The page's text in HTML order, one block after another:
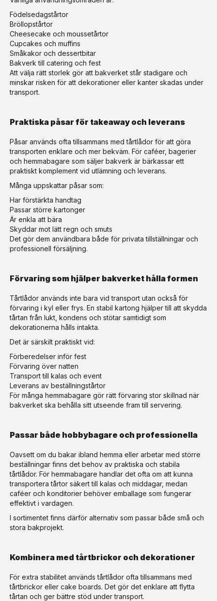
Födelsedagstårtor
Bröllopstårtor
Cheesecake och moussetårtor
Cupcakes och muffins
Småkakor och dessertbitar
Bakverk till catering och fest
Att välja rätt storlek gör att bakverket står stadigare och
minskar risken för att dekorationer eller kanter skadas under
transport.
Praktiska påsar för takeaway och leverans
Påsar används ofta tillsammans med tårtlådor för att göra
transporten enklare och mer bekväm. För caféer, bagerier
och hemmabagare som säljer bakverk är bärkassar ett
praktiskt komplement vid utlämning och leverans.
Många uppskattar påsar som:
Har förstärkta handtag
Passar större kartonger
Är enkla att bära
Skyddar mot lätt regn och smuts
Det gör dem användbara både för privata tillställningar och
professionell försäljning.
Förvaring som hjälper bakverket hålla formen
Tårtlådor används inte bara vid transport utan också för
förvaring i kyl eller frys. En stabil kartong hjälper till att skydda
tårtan från lukt, kondens och stötar samtidigt som
dekorationerna hålls intakta.
Det är särskilt praktiskt vid:
Förberedelser inför fest
Förvaring över natten
Transport till kalas och event
Leverans av beställningstårtor
För många hemmabagare gör rätt förvaring stor skillnad när
bakverket ska behålla sitt utseende fram till servering.
Passar både hobbybagare och professionella
Oavsett om du bakar ibland hemma eller arbetar med större
beställningar finns det behov av praktiska och stabila
tårtlådor. För hemmabagare handlar det ofta om att kunna
transportera tårtor säkert till kalas och middagar, medan
caféer och konditorier behöver emballage som fungerar
effektivt i vardagen.
I sortimentet finns därför alternativ som passar både små och
stora bakprojekt.
Kombinera med tårtbrickor och dekorationer
För extra stabilitet används tårtlådor ofta tillsammans med
tårtbrickor eller cake boards. Det gör det enklare att flytta
tårtan och ger bättre stöd under transport.